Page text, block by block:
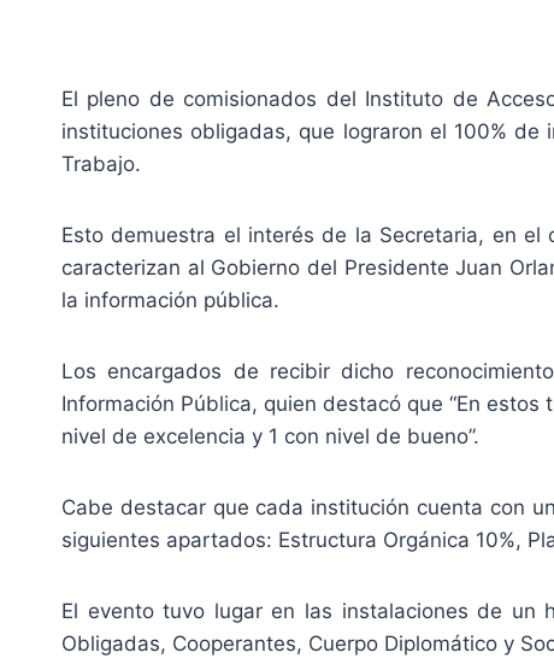
El pleno de comisionados del Instituto de
instituciones obligadas, que lograron el 100%
Trabajo.
Esto demuestra el interés de la Secretaria, en
caracterizan al Gobierno del Presidente Juan
la información pública.
Los encargados de recibir dicho
Información Pública, quien destacó que “En
nivel de excelencia y 1 con nivel de bueno”.
Cabe destacar que cada institución cuenta con
siguientes apartados: Estructura Orgánica 10%,
El evento tuvo lugar en las instalaciones de un
Obligadas, Cooperantes, Cuerpo Diplomático y